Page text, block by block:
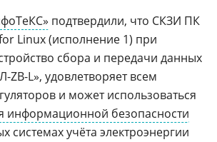
подтвердили, что СКЗИ ПК
Linux (исполнение 1) при
сбора и передачи данных
ZB-L», удовлетворяет всем
и может использоваться
информационной безопасности
системах учёта электроэнергии